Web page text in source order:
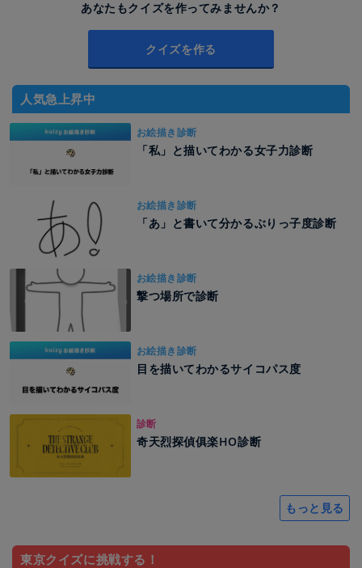
あなたもクイズを作ってみませんか？
クイズを作る
人気急上昇中
お絵描き診断
「私」と描いてわかる女子力診断
お絵描き診断
「あ」と書いて分かるぶりっ子度診断
お絵描き診断
撃つ場所で診断
お絵描き診断
目を描いてわかるサイコパス度
診断
奇天烈探偵俱楽HO診断
もっと見る
東京クイズに挑戦する！